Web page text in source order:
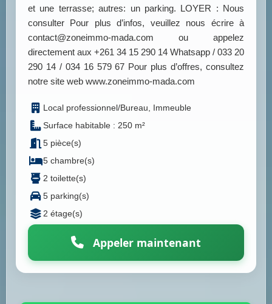
et une terrasse; autres: un parking. LOYER : Nous
consulter Pour plus d’infos, veuillez nous écrire à
contact@zoneimmo-mada.com ou appelez
directement aux +261 34 15 290 14 Whatsapp / 033 20
290 14 / 034 16 579 67 Pour plus d’offres, consultez
notre site web www.zoneimmo-mada.com
Local professionnel/Bureau, Immeuble
Surface habitable : 250 m²
5 pièce(s)
5 chambre(s)
2 toilette(s)
5 parking(s)
2 étage(s)
Appeler maintenant